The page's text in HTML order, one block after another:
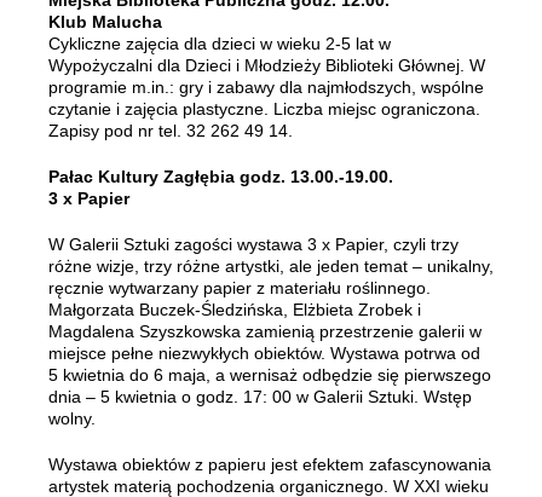
Klub Malucha
Cykliczne zajęcia dla dzieci w wieku 2-5 lat w
Wypożyczalni dla Dzieci i Młodzieży Biblioteki Głównej. W
programie m.in.: gry i zabawy dla najmłodszych, wspólne
czytanie i zajęcia plastyczne. Liczba miejsc ograniczona.
Zapisy pod nr tel. 32 262 49 14.
Pałac Kultury Zagłębia godz. 13.00.-19.00.
3 x Papier
W Galerii Sztuki zagości wystawa 3 x Papier, czyli trzy
różne wizje, trzy różne artystki, ale jeden temat – unikalny,
ręcznie wytwarzany papier z materiału roślinnego.
Małgorzata Buczek-Śledzińska, Elżbieta Zrobek i
Magdalena Szyszkowska zamienią przestrzenie galerii w
miejsce pełne niezwykłych obiektów. Wystawa potrwa od
5 kwietnia do 6 maja, a wernisaż odbędzie się pierwszego
dnia – 5 kwietnia o godz. 17: 00 w Galerii Sztuki. Wstęp
wolny.
Wystawa obiektów z papieru jest efektem zafascynowania
artystek materią pochodzenia organicznego. W XXI wieku